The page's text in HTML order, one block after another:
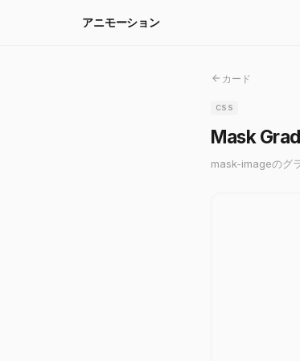
アニモーション
カード
CSS
Mask
mask-imageのグ